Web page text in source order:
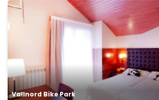
Vallnord Bike Park